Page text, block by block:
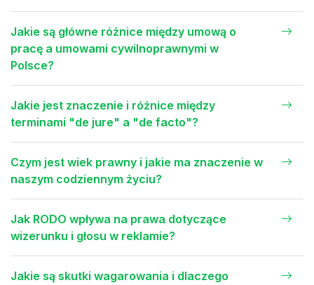
Jakie są główne różnice między umową o
pracę a umowami cywilnoprawnymi w
Polsce?
Jakie jest znaczenie i różnice między
terminami "de jure" a "de facto"?
Czym jest wiek prawny i jakie ma znaczenie w
naszym codziennym życiu?
Jak RODO wpływa na prawa dotyczące
wizerunku i głosu w reklamie?
Jakie są skutki wagarowania i dlaczego